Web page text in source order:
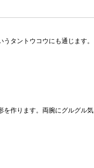
タントウコウにも通じます。
を作ります。両腕にグルグル気